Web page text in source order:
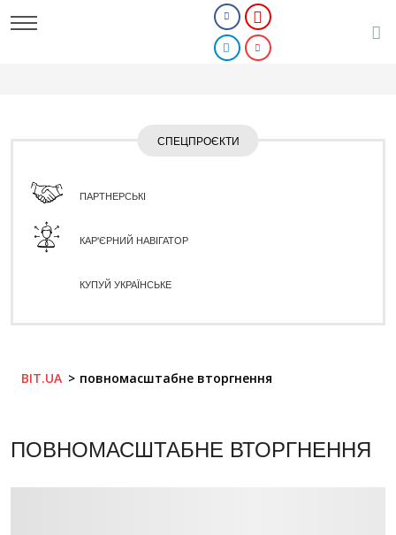
СПЕЦПРОЄКТИ
ПАРТНЕРСЬКІ
КАР'ЄРНИЙ НАВІГАТОР
КУПУЙ УКРАЇНСЬКЕ
BIT.UA повномасштабне вторгнення
ПОВНОМАСШТАБНЕ ВТОРГНЕННЯ